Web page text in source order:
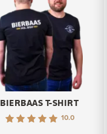
BIERBAAS T-SHIRT
10.0